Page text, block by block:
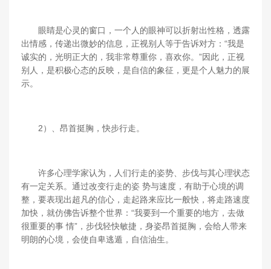
眼睛是心灵的窗口，一个人的眼神可以折射出性格，透露
出情感，传递出微妙的信息，正视别人等于告诉对方：“我是
诚实的，光明正大的，我非常尊重你，喜欢你。”因此，正视
别人，是积极心态的反映，是自信的象征，更是个人魅力的展
示。
2）、昂首挺胸，快步行走。
许多心理学家认为，人们行走的姿势、步伐与其心理状态
有一定关系。通过改变行走的姿 势与速度，有助于心境的调
整，要表现出超凡的信心，走起路来应比一般快，将走路速度
加快，就仿佛告诉整个世界：“我要到一个重要的地方，去做
很重要的事 情”，步伐轻快敏捷，身姿昂首挺胸，会给人带来
明朗的心境，会使自卑逃遁，自信油生。